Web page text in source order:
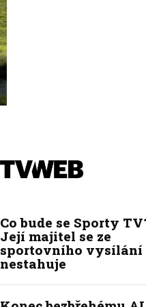
Co bude se Sporty
Její majitel se ze
sportovního vysílání
nestahuje